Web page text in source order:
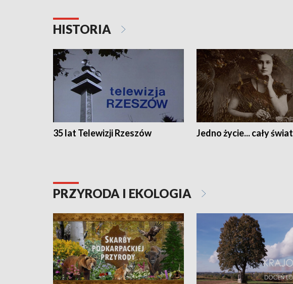
HISTORIA
35 lat Telewizji Rzeszów Jedno życie... cały świat
PRZYRODA I EKOLOGIA